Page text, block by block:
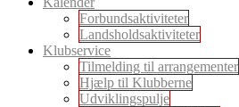
Forbundsaktiviteter
Landsholdsaktiviteter
Klubservice
Tilmelding til arrangementer
Hjælp til Klubberne
Udviklingspulje